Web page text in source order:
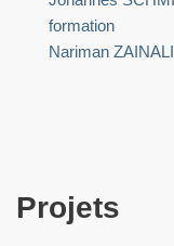
formation
Nariman
Projets